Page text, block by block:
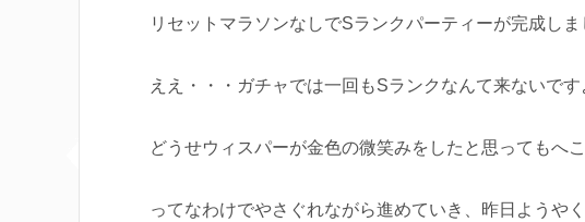
リセットマラソンなしでSランクパーティーが完成しま
ええ・・・ガチャでは一回もSランクなんて来ないです
どうせウィスパーが金色の微笑みをしたと思ってもへこ
ってなわけでやさぐれながら進めていき、昨日ようや